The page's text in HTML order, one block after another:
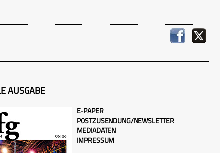
AUSGABE
E-PAPER
POSTZUSENDUNG/NEWSLETTER
MEDIADATEN
IMPRESSUM